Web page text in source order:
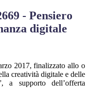
- Pensiero
digitale
2017, finalizzato allo o
creatività digitale e delle
a supporto dell’offerta